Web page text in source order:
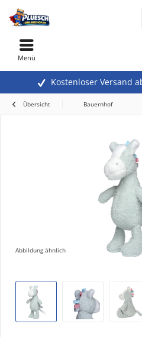
Kostenloser Versand
Menü
Übersicht Bauernhof
Abbildung ähnlich